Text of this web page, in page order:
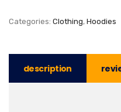
Categories: Clothing, Hoodies
description